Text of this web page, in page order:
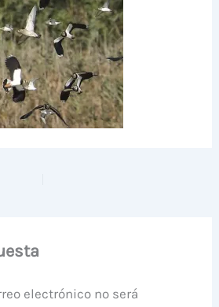
electrónico no será